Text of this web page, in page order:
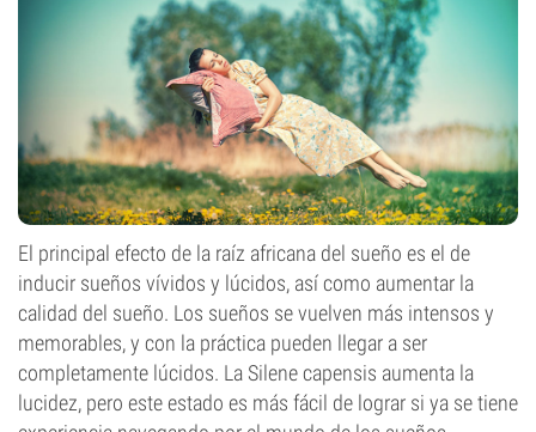
El principal efecto de la raíz africana del sueño es el de
inducir sueños vívidos y lúcidos, así como aumentar la
calidad del sueño. Los sueños se vuelven más intensos y
memorables, y con la práctica pueden llegar a ser
completamente lúcidos. La Silene capensis aumenta la
lucidez, pero este estado es más fácil de lograr si ya se tiene